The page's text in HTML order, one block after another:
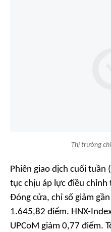
Thị trường
Phiên giao dịch cuối tuần
tục chịu áp lực điều
Đóng cửa, chỉ số giảm
1.645,82 điểm. HNX-
UPCoM giảm 0,77 điểm.